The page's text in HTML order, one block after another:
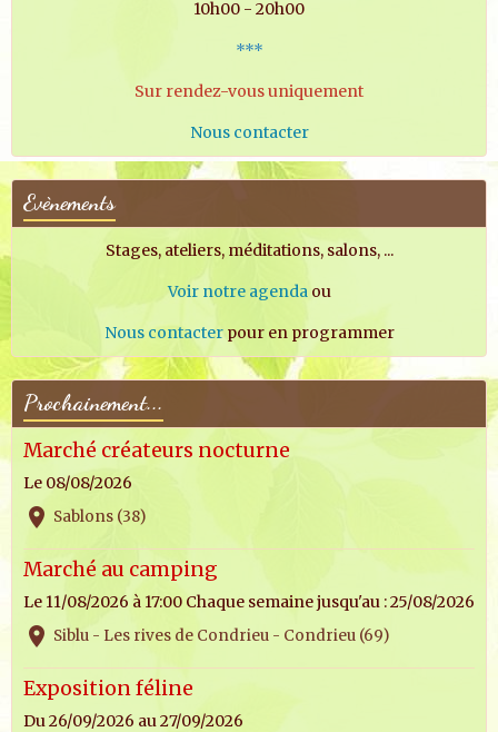
10h00 - 20h00
***
Sur rendez-vous uniquement
Nous contacter
Evènements
Stages, ateliers, méditations, salons, ...
Voir notre agendaou
Nous contacterpour en programmer
Prochainement...
Marché créateurs nocturne
Le 08/08/2026
Sablons (38)
Marché au camping
Le 11/08/2026 à 17:00 Chaque semaine jusqu'au : 25/08/2026
Siblu - Les rives de Condrieu - Condrieu (69)
Exposition féline
Du 26/09/2026 au 27/09/2026